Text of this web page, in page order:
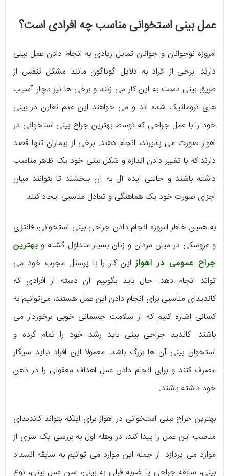
عمل بینی استخوانی مناسب چه افرادی است؟
امروزه نوجوانان و جوانان تمایل زیادی به انجام دادن عمل بینی
دارند. برخی از افراد به دلایل گوناگون مانند مشکل تنفس از
طریق بینی دست به این کار می‌ زنند و برخی‌ ها نیز دچار آسیب‌
های تروماتیک شده‌ اند و می‌ خواهند این عدم تقارن در بینی
خود را با عمل جراحی که توسط بهترین جراح بینی استخوانی در
اهواز صورت می‌ پذیرند، انجام دهند. برخی از بیماران تنها قصد
دارند که با تغییر دادن اندازه و شکل بینی خود یک ظاهر مناسب
داشته باشند و حالتی ایده‌ آل به آن ببخشند تا بتوانند میان
اجزای صورت خود یک هماهنگی و تعادل مناسبی ایجاد کنند.
به همین خاطر امروزه انجام دادن جراحی بینی استخوانی، فانتزی
و عروسکی در میان مردان و زنان بسیار متداول گشته وبهترین
جراح عمومی در اهوازاین کار را با پرسنل مجرب خود می‌
تواند انجام دهد. حال باید بگوییم آن دسته از افرادی که
کاندیدای مناسبی برای انجام دادن این عمل هستند، می‌توانیم به
کسانی اشاره کنیم که از سلامت جسمانی خوبی برخوردار می‌
باشند. کاندید جراحی بینی باید رشد خود را تمام کرده و
استخوان بینی آن ها بزرگ باشد. معمولا این افراد نباید سیگار
مصرف کنند و برای انجام دادن عمل اهداف معقولی را در ذهن
خود داشته باشند.
بهترین جراح بینی استخوانی در اهواز برای اینکه بتواند کاندیدای
مناسب این عمل را پیدا کند، در وهله‌ اول به بررسی یک سری از
موارد می‌ پردازد. از جمله این موارد می‌ توانیم به سابقه‌ انسداد
بینی، سابقه‌ جراحی یا ضربه‌ قبلی به بینی، سن عمل بینی، نوع